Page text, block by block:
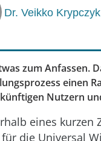
Dr. Veikko Krypczyk
zum Anfassen.
einen
Nutzern
eines
die Universal